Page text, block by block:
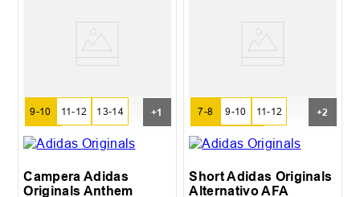
9-10 11-12 13-14
15-16
+1
Campera Adidas
Originals Anthem
7-8 9-10 11-12
13-14 15-16
+2
Short Adidas Originals
Alternativo AFA